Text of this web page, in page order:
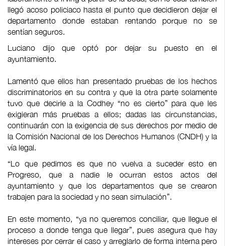
llegó acoso policiaco hasta el punto que decidieron dejar el
departamento donde estaban rentando porque no se
sentían seguros.
Luciano dijo que optó por dejar su puesto en el
ayuntamiento.
Lamentó que ellos han presentado pruebas de los hechos
discriminatorios en su contra y que la otra parte solamente
tuvo que decirle a la Codhey “no es cierto” para que les
exigieran más pruebas a ellos; dadas las circunstancias,
continuarán con la exigencia de sus derechos por medio de
la Comisión Nacional de los Derechos Humanos (CNDH) y la
vía legal.
“Lo que pedimos es que no vuelva a suceder esto en
Progreso, que a nadie le ocurran estos actos del
ayuntamiento y que los departamentos que se crearon
trabajen para la sociedad y no sean simulación”.
En este momento, “ya no queremos conciliar, que llegue el
proceso a donde tenga que llegar”, pues asegura que hay
intereses por cerrar el caso y arreglarlo de forma interna pero